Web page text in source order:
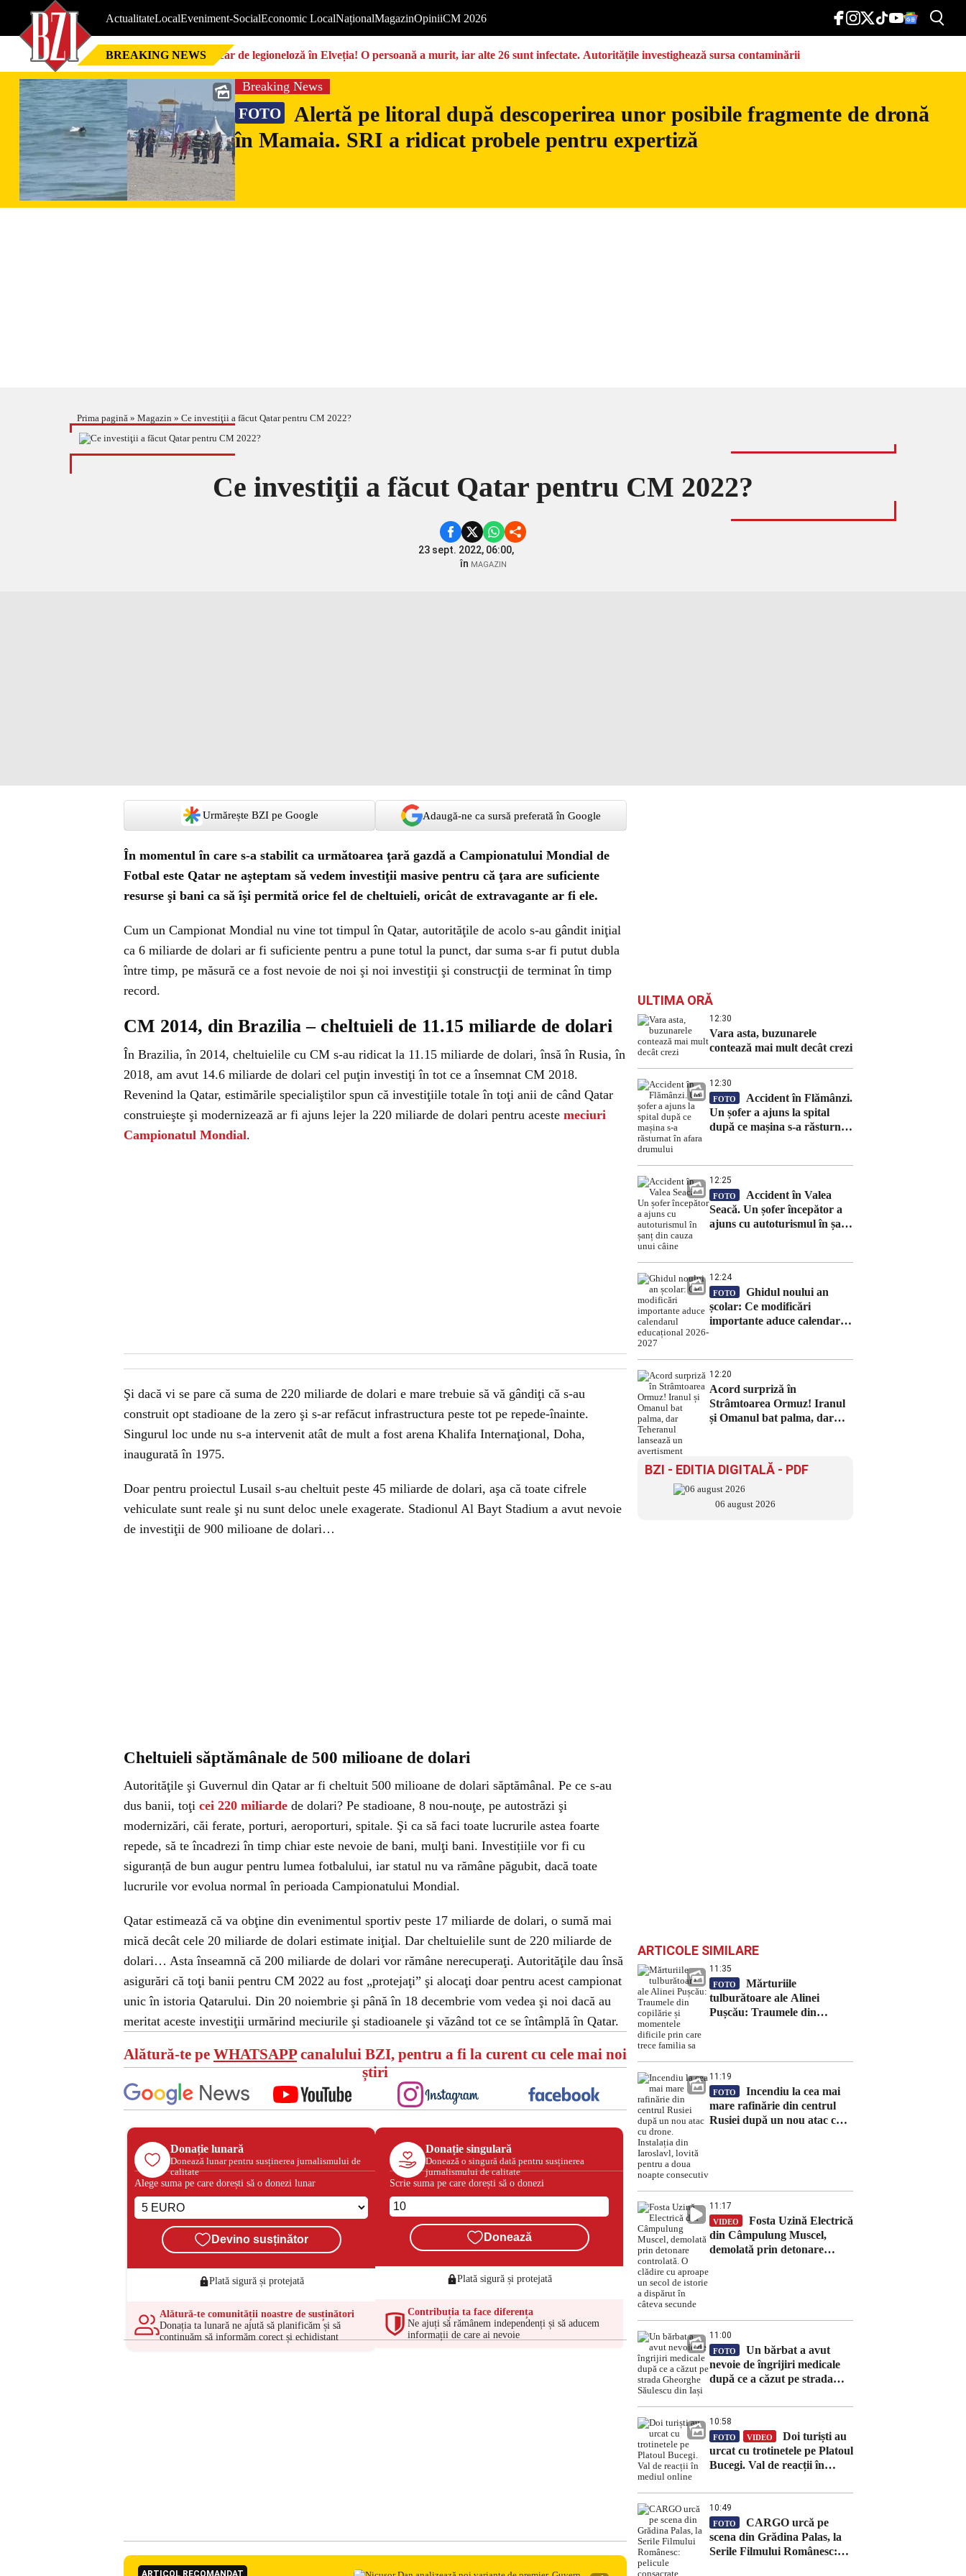
ActualitateLocalEveniment-SocialEconomic LocalNaționalMagazinOpiniiCM 2026
BREAKING NEWS Focar de legioneloză în Elveția! O persoană a murit, iar alte 26 sunt infectate. Autoritățile investighează sursa contaminării
Breaking News
FOTO
Alertă pe litoral după descoperirea unor posibile fragmente de dronă
în Mamaia. SRI a ridicat probele pentru expertiză
Prima pagină » Magazin » Ce investiţii a făcut Qatar pentru CM 2022?
Ce investiţii a făcut Qatar pentru CM 2022?
23 sept. 2022, 06:00,
în MAGAZIN
Urmărește BZI pe Google Adaugă-ne ca sursă preferată în Google
În momentul în care s-a stabilit ca următoarea ţară gazdă a Campionatului Mondial de
Fotbal este Qatar ne aşteptam să vedem investiţii masive pentru că ţara are suficiente
resurse şi bani ca să îşi permită orice fel de cheltuieli, oricât de extravagante ar fi ele.
Cum un Campionat Mondial nu vine tot timpul în Qatar, autorităţile de acolo s-au gândit iniţial
ca 6 miliarde de dolari ar fi suficiente pentru a pune totul la punct, dar suma s-ar fi putut dubla
între timp, pe măsură ce a fost nevoie de noi şi noi investiţii şi construcţii de terminat în timp
record.
CM 2014, din Brazilia – cheltuieli de 11.15 miliarde de dolari
În Brazilia, în 2014, cheltuielile cu CM s-au ridicat la 11.15 miliarde de dolari, însă în Rusia, în
2018, am avut 14.6 miliarde de dolari cel puţin investiţi în tot ce a însemnat CM 2018.
Revenind la Qatar, estimările specialiştilor spun că investiţiile totale în toţi anii de când Qatar
construieşte şi modernizează ar fi ajuns lejer la 220 miliarde de dolari pentru aceste meciuri
Campionatul Mondial.
Şi dacă vi se pare că suma de 220 miliarde de dolari e mare trebuie să vă gândiţi că s-au
construit opt stadioane de la zero şi s-ar refăcut infrastructura peste tot pe repede-înainte.
Singurul loc unde nu s-a intervenit atât de mult a fost arena Khalifa Internaţional, Doha,
inaugurată în 1975.
Doar pentru proiectul Lusail s-au cheltuit peste 45 miliarde de dolari, aşa că toate cifrele
vehiculate sunt reale şi nu sunt deloc unele exagerate. Stadionul Al Bayt Stadium a avut nevoie
de investiţii de 900 milioane de dolari…
Cheltuieli săptămânale de 500 milioane de dolari
Autorităţile şi Guvernul din Qatar ar fi cheltuit 500 milioane de dolari săptămânal. Pe ce s-au
dus banii, toţi cei 220 miliarde de dolari? Pe stadioane, 8 nou-nouţe, pe autostrăzi şi
modernizări, căi ferate, porturi, aeroporturi, spitale. Şi ca să faci toate lucrurile astea foarte
repede, să te încadrezi în timp chiar este nevoie de bani, mulţi bani. Investițiile vor fi cu
siguranță de bun augur pentru lumea fotbalului, iar statul nu va rămâne păgubit, dacă toate
lucrurile vor evolua normal în perioada Campionatului Mondial.
Qatar estimează că va obţine din evenimentul sportiv peste 17 miliarde de dolari, o sumă mai
mică decât cele 20 miliarde de dolari estimate iniţial. Dar cheltuielile sunt de 220 miliarde de
dolari… Asta înseamnă că 200 miliarde de dolari vor rămâne nerecuperaţi. Autorităţile dau însă
asigurări că toţi banii pentru CM 2022 au fost „protejaţi” şi alocaţi doar pentru acest campionat
unic în istoria Qatarului. Din 20 noiembrie şi până în 18 decembrie vom vedea şi noi dacă au
meritat aceste investiţii urmărind meciurile şi stadioanele şi văzând tot ce se întâmplă în Qatar.
Alătură-te pe WHATSAPPcanalului BZI, pentru a fi la curent cu cele mai noi
știri
Donație lunară
Donează lunar pentru susținerea jurnalismului de
calitate
Alege suma pe care dorești să o donezi lunar
Devino susținător
Plată sigură și protejată
Alătură-te comunității noastre de susținători
Donația ta lunară ne ajută să planificăm și să
continuăm să informăm corect și echidistant
Donație singulară
Donează o singură dată pentru susținerea
jurnalismului de calitate
Scrie suma pe care dorești să o donezi
Donează
Plată sigură și protejată
Contribuția ta face diferența
Ne ajuți să rămânem independenți și să aducem
informații de care ai nevoie
ARTICOL RECOMANDAT
ULTIMA ORĂ
12:30
Vara asta, buzunarele
contează mai mult decât crezi
12:30
FOTO
Accident în Flămânzi.
Un șofer a ajuns la spital
după ce mașina s-a răsturnat
12:25
FOTO
Accident în Valea
Seacă. Un șofer începător a
ajuns cu autoturismul în șanț
12:24
FOTO
Ghidul noului an
școlar: Ce modificări
importante aduce calendarul
12:20
Acord surpriză în
Strâmtoarea Ormuz! Iranul
și Omanul bat palma, dar
BZI - EDITIA DIGITALĂ - PDF
06 august 2026
ARTICOLE SIMILARE
11:35
FOTO
Mărturiile
tulburătoare ale Alinei
Pușcău: Traumele din
11:19
FOTO
Incendiu la cea mai
mare rafinărie din centrul
Rusiei după un nou atac cu
11:17
VIDEO
Fosta Uzină Electrică
din Câmpulung Muscel,
demolată prin detonare
11:00
FOTO
Un bărbat a avut
nevoie de îngrijiri medicale
după ce a căzut pe strada
10:58
FOTO VIDEO
Doi turiști au
urcat cu trotinetele pe Platoul
Bucegi. Val de reacții în
10:49
FOTO
CARGO urcă pe
scena din Grădina Palas, la
Serile Filmului Românesc: